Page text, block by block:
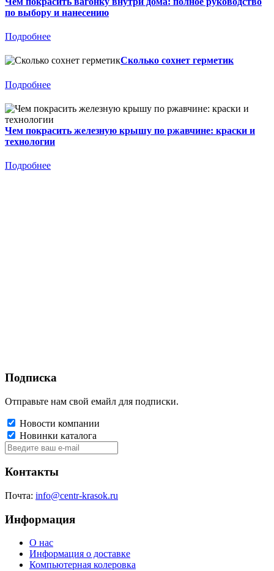
по выбору и нанесению
Подробнее
Сколько сохнет герметик
Подробнее
Чем покрасить железную крышу по ржавчине: краски и
технологии
Подробнее
Подписка
Отправьте нам свой емайл для подписки.
Новости компании
Новинки каталога
Контакты
Почта: info@centr-krasok.ru
Информация
О нас
Информация о доставке
Компьютерная колеровка